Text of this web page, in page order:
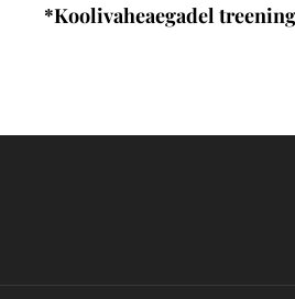
*Koolivaheaegadel